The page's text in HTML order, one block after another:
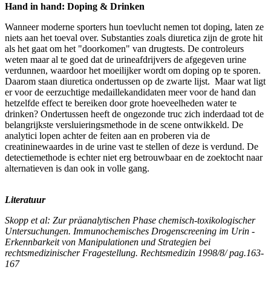
Hand in hand: Doping & Drinken
Wanneer moderne sporters hun toevlucht nemen tot doping, laten ze
niets aan het toeval over. Substanties zoals diuretica zijn de grote hit
als het gaat om het "doorkomen" van drugtests. De controleurs
weten maar al te goed dat de urineafdrijvers de afgegeven urine
verdunnen, waardoor het moeilijker wordt om doping op te sporen.
Daarom staan diuretica ondertussen op de zwarte lijst. Maar wat ligt
er voor de eerzuchtige medaillekandidaten meer voor de hand dan
hetzelfde effect te bereiken door grote hoeveelheden water te
drinken? Ondertussen heeft de ongezonde truc zich inderdaad tot de
belangrijkste versluieringsmethode in de scene ontwikkeld. De
analytici lopen achter de feiten aan en proberen via de
creatininewaardes in de urine vast te stellen of deze is verdund. De
detectiemethode is echter niet erg betrouwbaar en de zoektocht naar
alternatieven is dan ook in volle gang.
Literatuur
Skopp et al: Zur präanalytischen Phase chemisch-toxikologischer
Untersuchungen. Immunochemisches Drogenscreening im Urin -
Erkennbarkeit von Manipulationen und Strategien bei
rechtsmedizinischer Fragestellung. Rechtsmedizin 1998/8/ pag.163-
167